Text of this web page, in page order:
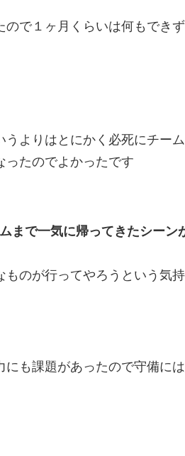
で１ヶ月くらいは何もでき
よりはとにかく必死にチー
ったのでよかったです
まで一気に帰ってきたシーン
のが行ってやろうという気
も課題があったので守備に